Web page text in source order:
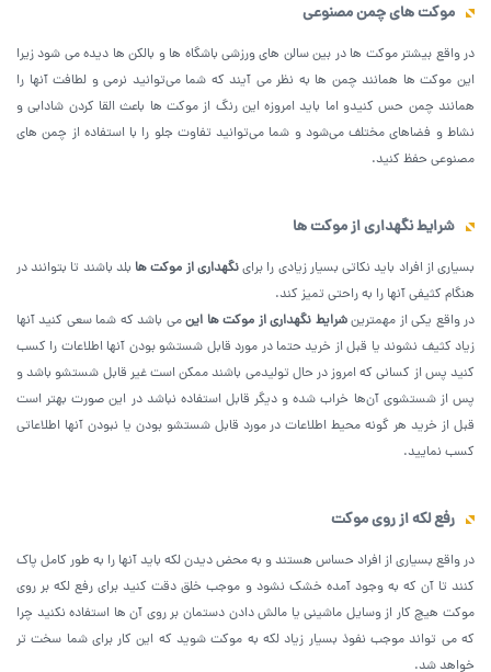
موکت های چمن مصنوعی
در واقع بیشتر موکت ها در بین سالن های ورزشی باشگاه ها و بالکن ها دیده می شود زیرا
این موکت ها همانند چمن ها به نظر می آیند که شما می‌توانید نرمی و لطافت آنها را
همانند چمن حس کنیدو اما باید امروزه این رنگ از موکت ها باعث القا کردن شادابی و
نشاط و فضاهای مختلف می‌شود و شما می‌توانید تفاوت جلو را با استفاده از چمن های
مصنوعی حفظ کنید.
شرایط نگهداری از موکت ها
بسیاری از افراد باید نکاتی بسیار زیادی را براینگهداری از موکت ها بلد باشند تا بتوانند در
هنگام کثیفی آنها را به راحتی تمیز کند.
در واقع یکی از مهمترینشرایط نگهداری از موکت ها اینمی باشد که شما سعی کنید آنها
زیاد کثیف نشوند یا قبل از خرید حتما در مورد قابل شستشو بودن آنها اطلاعات را کسب
کنید پس از کسانی که امروز در حال تولیدمی باشند ممکن است غیر قابل شستشو باشد و
پس از شستشوی آن‌ها خراب شده و دیگر قابل استفاده نباشد در این صورت بهتر است
قبل از خرید هر گونه محیط اطلاعات در مورد قابل شستشو بودن یا نبودن آنها اطلاعاتی
کسب نمایید.
رفع لکه از روی موکت
در واقع بسیاری از افراد حساس هستند و به محض دیدن لکه باید آنها را به طور کامل پاک
کنند تا آن که به وجود آمده خشک نشود و موجب خلق دقت کنید برای رفع لکه بر روی
موکت هیچ کار از وسایل ماشینی یا مالش دادن دستمان بر روی آن ها استفاده نکنید چرا
که می تواند موجب نفوذ بسیار زیاد لکه به موکت شوید که این کار برای شما سخت تر
خواهد شد.